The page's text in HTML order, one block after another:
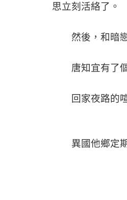
思立刻活絡了。
然後，和暗
唐知宜有了個
回家夜路的喧
異國他鄉定期